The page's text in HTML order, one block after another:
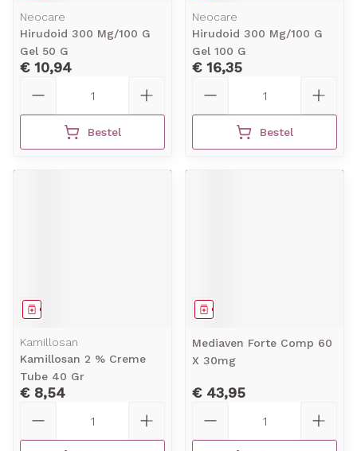
Neocare
Hirudoid 300 Mg/100 G
Gel 50 G
€ 10,94
Bestel
Neocare
Hirudoid 300 Mg/100 G
Gel 100 G
€ 16,35
Bestel
Geneesmiddel
Kamillosan
Kamillosan 2 % Creme
Tube 40 Gr
€ 8,54
Geneesmiddel
Mediaven Forte Comp 60
X 30mg
€ 43,95